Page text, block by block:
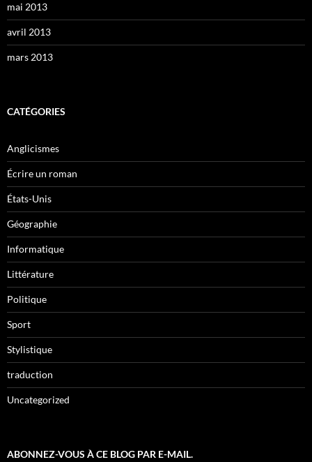
mai 2013
avril 2013
mars 2013
CATÉGORIES
Anglicismes
Écrire un roman
États-Unis
Géographie
Informatique
Littérature
Politique
Sport
Stylistique
traduction
Uncategorized
ABONNEZ-VOUS À CE BLOG PAR E-MAIL.